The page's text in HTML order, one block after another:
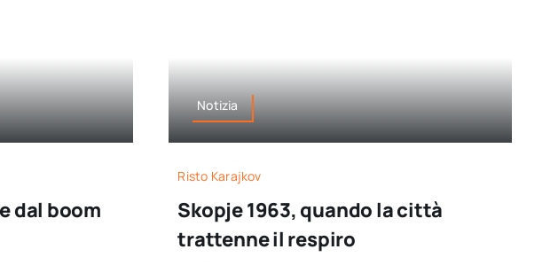
dal boom
Notizia
Risto Karajkov
Skopje 1963, quando la città
trattenne il respiro